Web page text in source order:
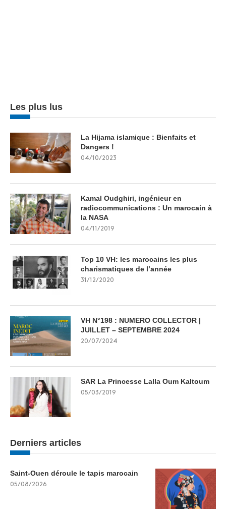
Les plus lus
La Hijama islamique : Bienfaits et
Dangers !
04/10/2023
Kamal Oudghiri, ingénieur en
radiocommunications : Un marocain à
la NASA
04/11/2019
Top 10 VH: les marocains les plus
charismatiques de l’année
31/12/2020
VH N°198 : NUMERO COLLECTOR |
JUILLET – SEPTEMBRE 2024
20/07/2024
SAR La Princesse Lalla Oum Kaltoum
05/03/2019
Derniers articles
Saint-Ouen déroule le tapis marocain
05/08/2026